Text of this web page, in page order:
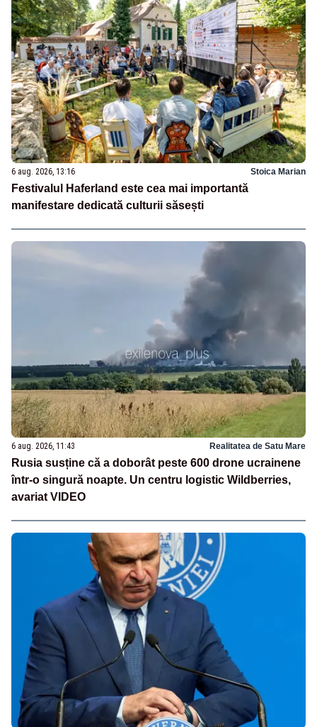
6 aug. 2026, 13:16 Stoica Marian
Festivalul Haferland este cea mai importantă
manifestare dedicată culturii săsești
6 aug. 2026, 11:43 Realitatea de Satu Mare
Rusia susține că a doborât peste 600 drone ucrainene
într-o singură noapte. Un centru logistic Wildberries,
avariat VIDEO